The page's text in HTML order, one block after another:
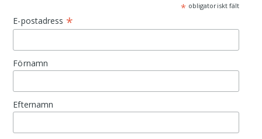
* obligatoriskt fält
E-postadress *
Förnamn
Efternamn